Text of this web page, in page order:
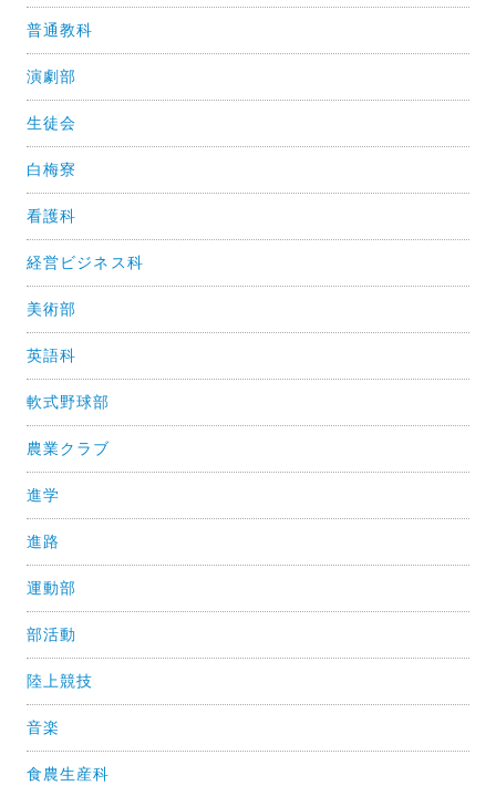
普通教科
演劇部
生徒会
白梅寮
看護科
経営ビジネス科
美術部
英語科
軟式野球部
農業クラブ
進学
進路
運動部
部活動
陸上競技
音楽
食農生産科